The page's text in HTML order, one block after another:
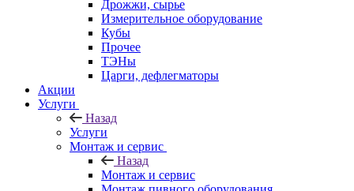
Дрожжи, сырье
Измерительное оборудование
Кубы
Прочее
ТЭНы
Царги, дефлегматоры
Акции
Услуги
Назад
Услуги
Монтаж и сервис
Назад
Монтаж и сервис